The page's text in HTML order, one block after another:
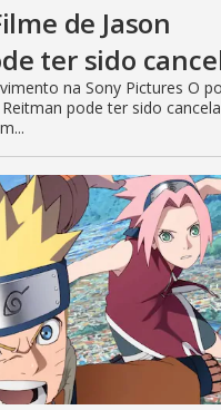
de Jason
ter sido
na Sony Pictures O
pode ter sido